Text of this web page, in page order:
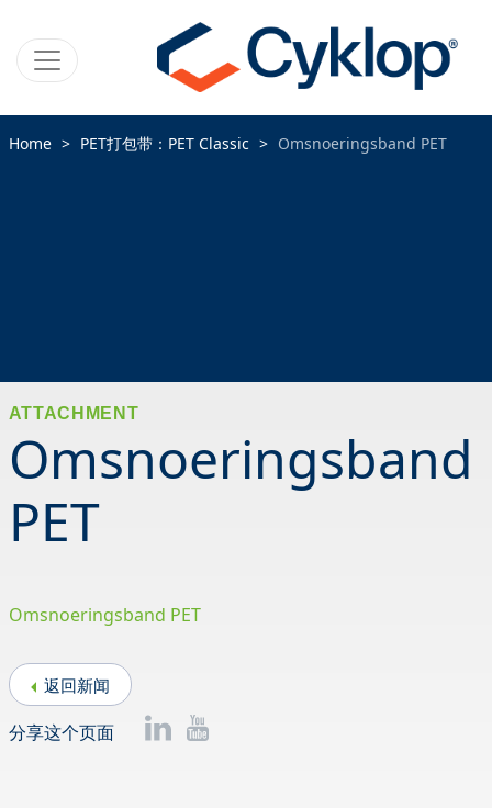
Home PET打包带：PET Classic Omsnoeringsband PET
ATTACHMENT
Omsnoeringsband
PET
Omsnoeringsband PET
返回新闻
分享这个页面